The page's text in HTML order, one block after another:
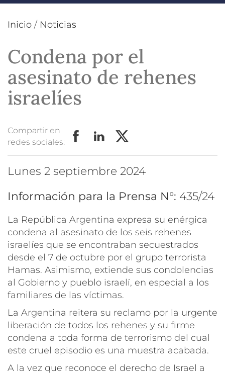
Inicio / Noticias
Condena por el
asesinato de rehenes
israelíes
Compartir en
redes sociales:
lunes 2 septiembre 2024
Información para la Prensa N°: 435/24
La República Argentina expresa su enérgica
condena al asesinato de los seis rehenes
israelíes que se encontraban secuestrados
desde el 7 de octubre por el grupo terrorista
Hamas. Asimismo, extiende sus condolencias
al Gobierno y pueblo israelí, en especial a los
familiares de las víctimas.
La Argentina reitera su reclamo por la urgente
liberación de todos los rehenes y su firme
condena a toda forma de terrorismo del cual
este cruel episodio es una muestra acabada.
A la vez que reconoce el derecho de Israel a